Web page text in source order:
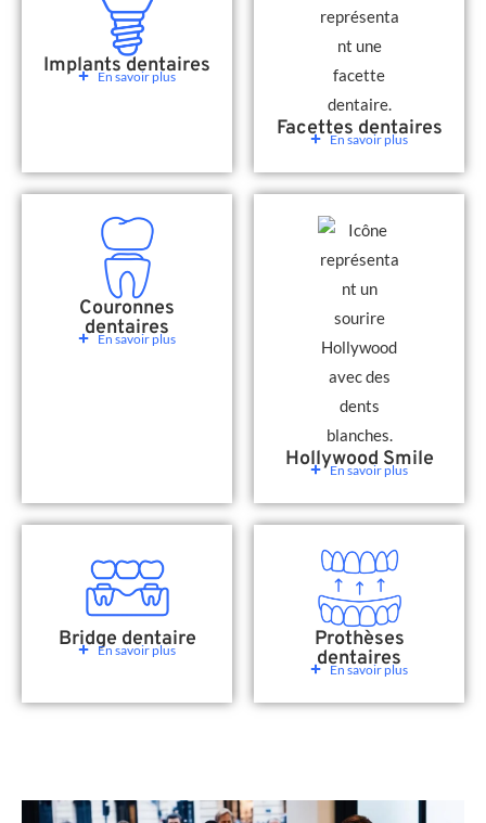
Implants dentaires
En savoir plus
Facettes dentaires
En savoir plus
Couronnes
dentaires
En savoir plus
Hollywood Smile
En savoir plus
Bridge dentaire
En savoir plus Prothèses
dentaires
En savoir plus